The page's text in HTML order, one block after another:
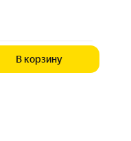
В корзину